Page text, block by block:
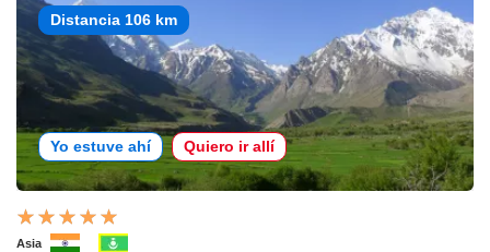
Distancia 106 km
Yo estuve ahí Quiero ir allí
Asia